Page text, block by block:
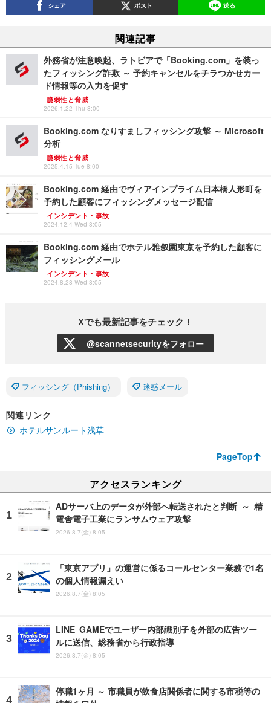
シェア ポスト 送る
関連記事
外務省が注意喚起、ラトビアで「Booking.com」を装っ
たフィッシング詐欺 ～ 予約キャンセルをチラつかせカー
ド情報等の入力を促す
脆弱性と脅威
2026.1.22 Thu 8:00
Booking.com なりすましフィッシング攻撃 ～ Microsoft
分析
脆弱性と脅威
2025.4.15 Tue 8:00
Booking.com 経由でヴィアインプライム日本橋人形町を
予約した顧客にフィッシングメッセージ配信
インシデント・事故
2024.12.4 Wed 8:05
Booking.com 経由でホテル雅叙園東京を予約した顧客に
フィッシングメール
インシデント・事故
2024.8.28 Wed 8:05
Xでも最新記事をチェック！
@scannetsecurityをフォロー
フィッシング（Phishing） 迷惑メール
関連リンク
ホテルサンルート浅草
PageTop
アクセスランキング
ADサーバ上のデータが外部へ転送されたと判断 ～ 精
電舎電子工業にランサムウェア攻撃
2026.8.7(金) 8:05
「東京アプリ」の運営に係るコールセンター業務で1名
の個人情報漏えい
2026.8.7(金) 8:05
LINE GAMEでユーザー内部識別子を外部の広告ツー
ルに送信、総務省から行政指導
2026.8.7(金) 8:05
停職1ヶ月 ～ 市職員が飲食店関係者に関する市税等の